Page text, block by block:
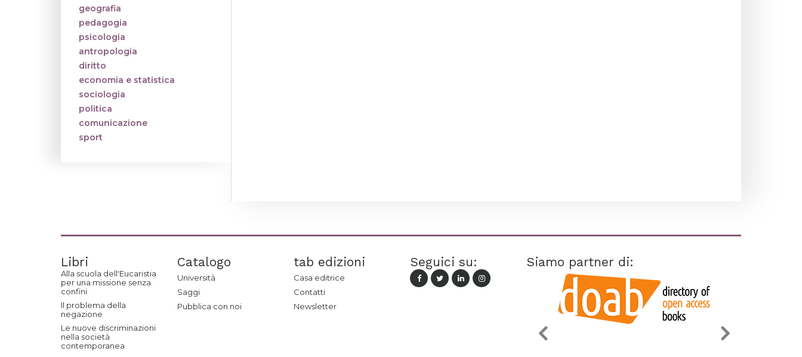
geografia
pedagogia
psicologia
antropologia
diritto
economia e statistica
sociologia
politica
comunicazione
sport
Libri
Alla scuola dell'Eucaristia
per una missione senza
confini
Il problema della
negazione
Le nuove discriminazioni
nella società
contemporanea
Catalogo
Università
Saggi
Pubblica con noi
tab edizioni
Casa editrice
Contatti
Newsletter
Seguici su: Siamo partner di: